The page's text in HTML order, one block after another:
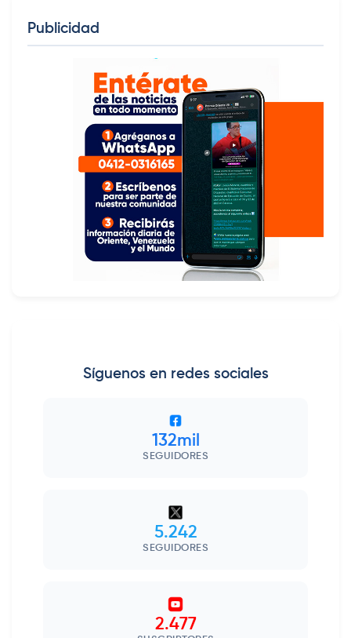
Publicidad
Síguenos en redes sociales
132mil
SEGUIDORES
5.242
SEGUIDORES
2.477